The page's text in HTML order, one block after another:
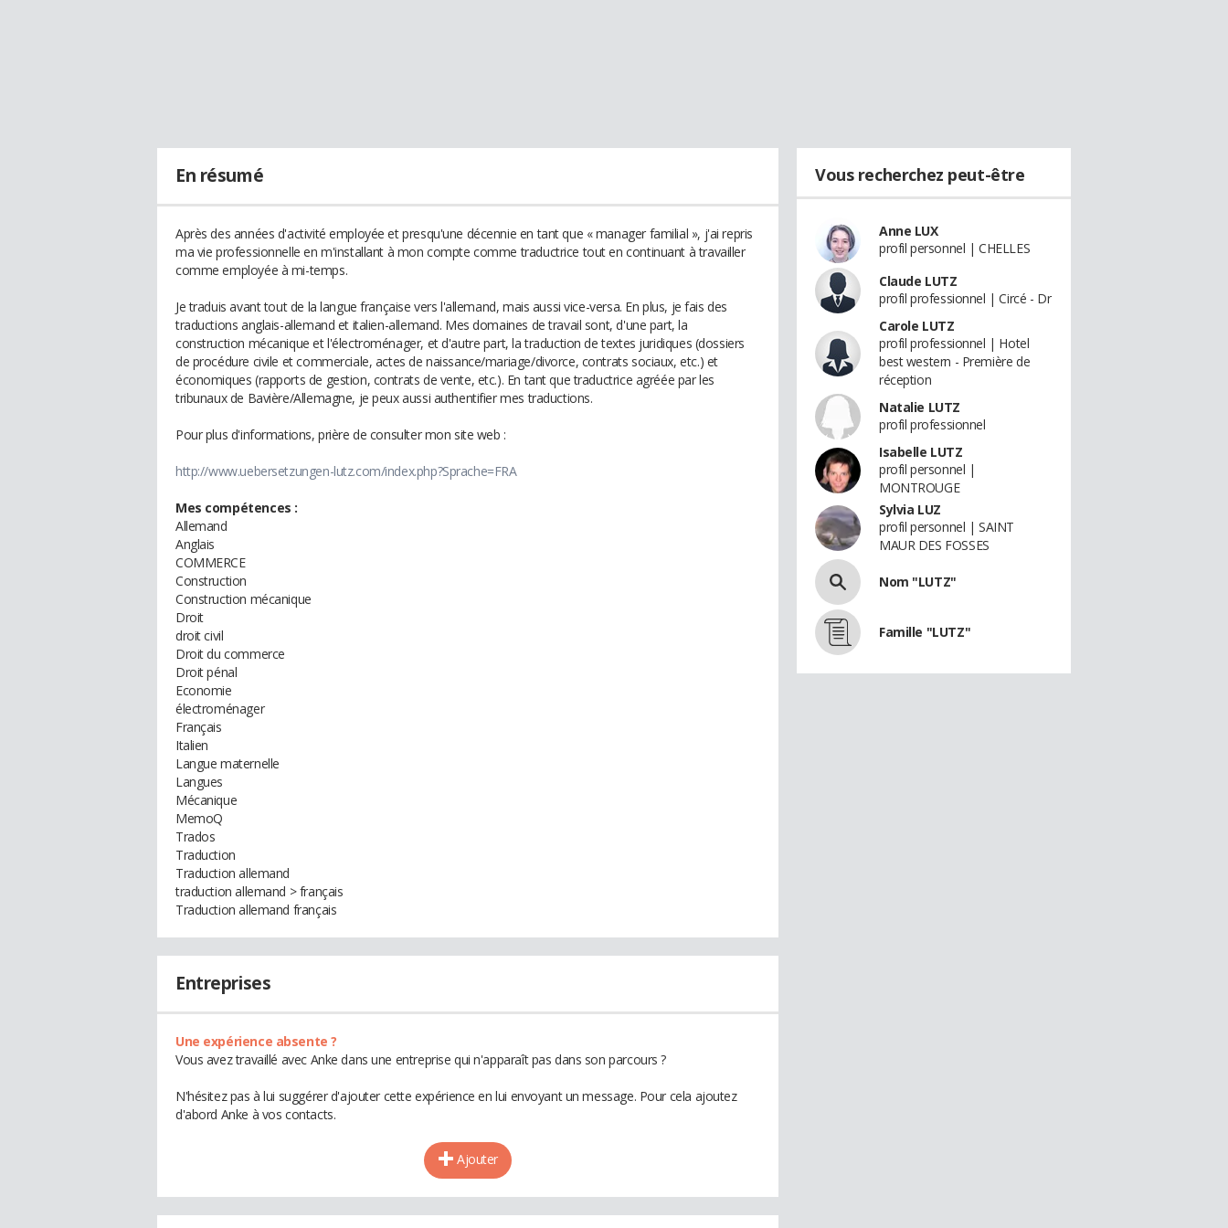
En résumé
Après des années d'activité employée et presqu'une décennie en tant que « manager familial », j'ai repris
ma vie professionnelle en m'installant à mon compte comme traductrice tout en continuant à travailler
comme employée à mi-temps.
Je traduis avant tout de la langue française vers l'allemand, mais aussi vice-versa. En plus, je fais des
traductions anglais-allemand et italien-allemand. Mes domaines de travail sont, d'une part, la
construction mécanique et l'électroménager, et d'autre part, la traduction de textes juridiques (dossiers
de procédure civile et commerciale, actes de naissance/mariage/divorce, contrats sociaux, etc.) et
économiques (rapports de gestion, contrats de vente, etc.). En tant que traductrice agréée par les
tribunaux de Bavière/Allemagne, je peux aussi authentifier mes traductions.
Pour plus d'informations, prière de consulter mon site web :
http://www.uebersetzungen-lutz.com/index.php?Sprache=FRA
Mes compétences :
Allemand
Anglais
COMMERCE
Construction
Construction mécanique
Droit
droit civil
Droit du commerce
Droit pénal
Economie
électroménager
Français
Italien
Langue maternelle
Langues
Mécanique
MemoQ
Trados
Traduction
Traduction allemand
traduction allemand > français
Traduction allemand français
Entreprises
Une expérience absente ?
Vous avez travaillé avec Anke dans une entreprise qui n'apparaît pas dans son parcours ?
N'hésitez pas à lui suggérer d'ajouter cette expérience en lui envoyant un message. Pour cela ajoutez
d'abord Anke à vos contacts.
Ajouter
Vous recherchez peut-être
Anne LUX
profil personnel | CHELLES
Claude LUTZ
profil professionnel | Circé - Dr
Carole LUTZ
profil professionnel | Hotel
best western - Première de
réception
Natalie LUTZ
profil professionnel
Isabelle LUTZ
profil personnel |
MONTROUGE
Sylvia LUZ
profil personnel | SAINT
MAUR DES FOSSES
Nom "LUTZ"
Famille "LUTZ"